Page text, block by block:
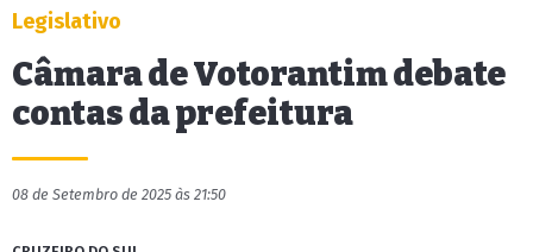
Legislativo
Câmara de Votorantim debate
contas da prefeitura
08 de Setembro de 2025 às 21:50